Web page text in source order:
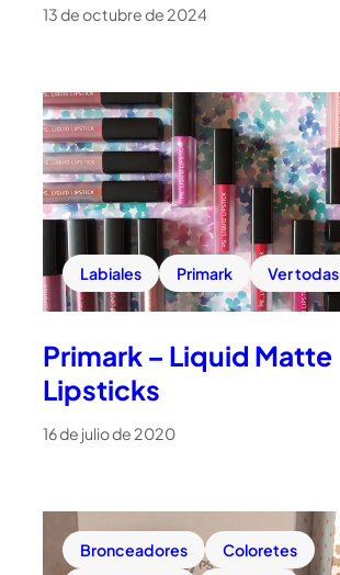
13 de octubre de 2024
Labiales Primark Ver todas
Primark – Liquid Matte
Lipsticks
16 de julio de 2020
Bronceadores
Coloretes